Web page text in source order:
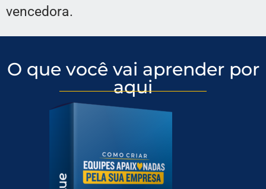
vencedora.
O que você vai aprender por
aqui